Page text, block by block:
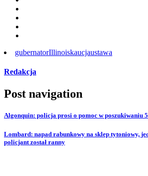
gubernatorIllinoiskaucjaustawa
Redakcja
Post navigation
Algonquin: policja prosi o pomoc w poszukiwaniu
Lombard: napad rabunkowy na sklep tytoniowy,
policjant został ranny